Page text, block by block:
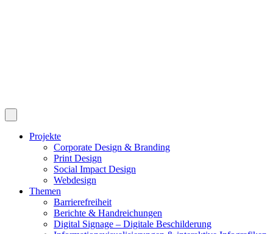
Projekte
Corporate Design & Branding
Print Design
Social Impact Design
Webdesign
Themen
Barrierefreiheit
Berichte & Handreichungen
Digital Signage – Digitale Beschilderung